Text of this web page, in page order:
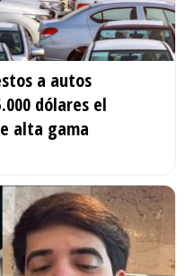
a autos
dólares el
alta gama